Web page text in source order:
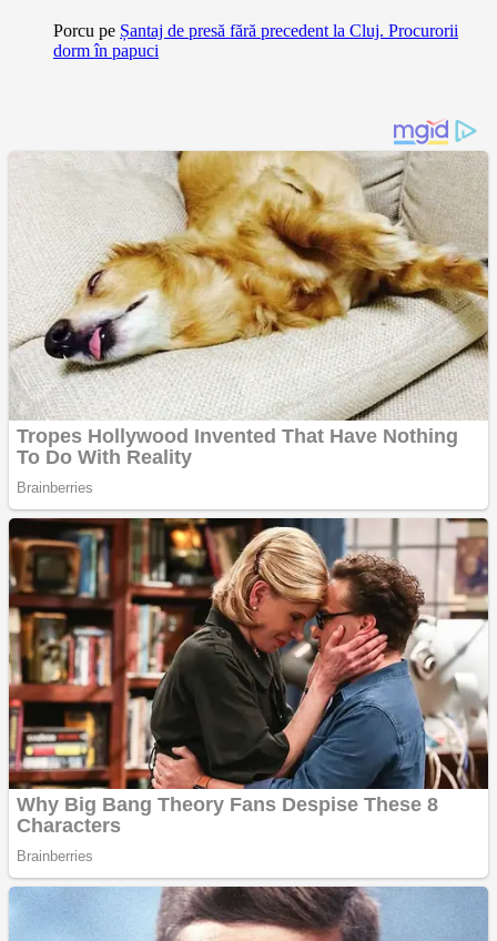
Porcu pe Șantaj de presă fără precedent la Cluj. Procurorii
dorm în papuci